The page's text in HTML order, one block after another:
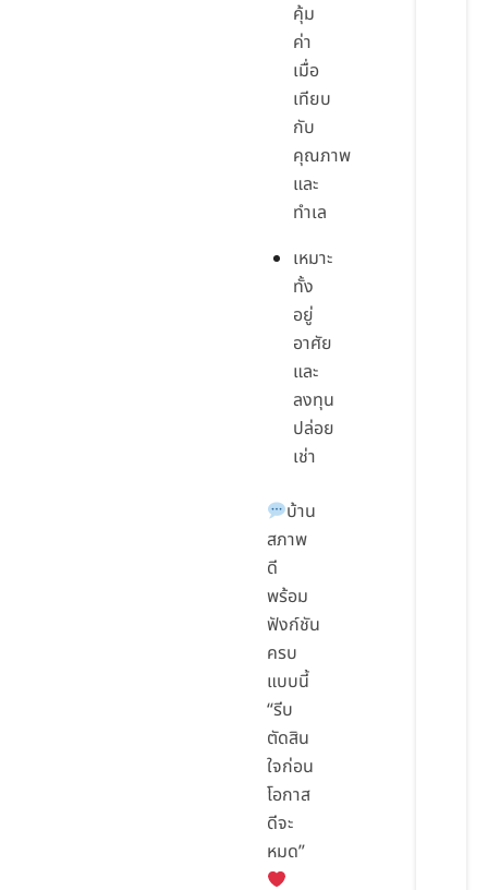
คุ้ม
ค่า
เมื่อ
เทียบ
กับ
คุณภาพ
และ
ทำเล
เหมาะ
ทั้ง
อยู่
อาศัย
และ
ลงทุน
ปล่อย
เช่า
บ้าน
สภาพ
ดี
พร้อม
ฟังก์ชัน
ครบ
แบบนี้
“รีบ
ตัดสิน
ใจก่อน
โอกาส
ดีจะ
หมด”